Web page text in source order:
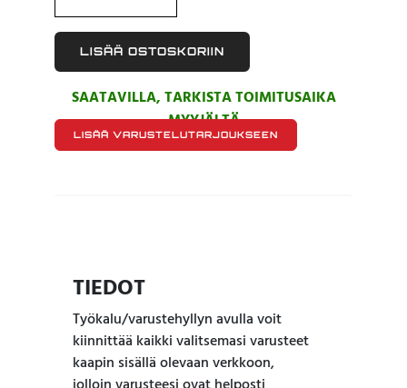
LISÄÄ OSTOSKORIIN
SAATAVILLA, TARKISTA TOIMITUSAIKA
MYYJÄLTÄ
LISÄÄ VARUSTELUTARJOUKSEEN
TIEDOT
Työkalu/varustehyllyn avulla voit
kiinnittää kaikki valitsemasi varusteet
kaapin sisällä olevaan verkkoon,